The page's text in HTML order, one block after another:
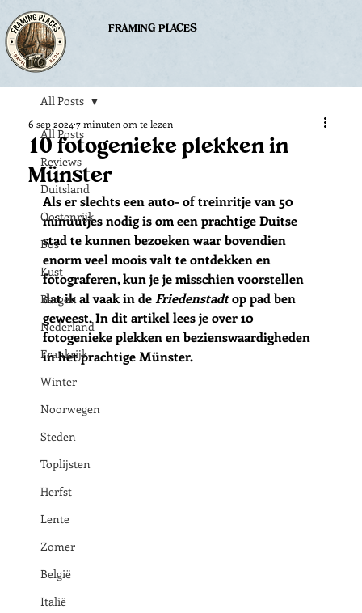
FRAMING PLACES
All Posts
Reviews
Duitsland
Oostenrijk
Bos
Kust
Bergen
Nederland
Frankrijk
Winter
Noorwegen
Steden
Toplijsten
Herfst
Lente
Zomer
België
Italië
All Posts
10 fotogenieke plekken in
Münster
6 sep 2024 7 minuten om te lezen
Als er slechts een auto- of treinritje van 50
minuutjes nodig is om een prachtige Duitse
stad te kunnen bezoeken waar bovendien
enorm veel moois valt te ontdekken en
fotograferen, kun je je misschien voorstellen
dat ik al vaak in de Friedenstadt op pad ben
geweest. In dit artikel lees je over 10
fotogenieke plekken en bezienswaardigheden
in het prachtige Münster.